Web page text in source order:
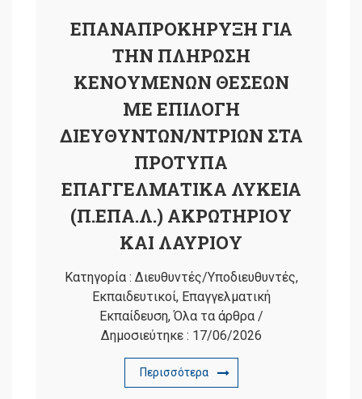
ΕΠΑΝΑΠΡΟΚΗΡΥΞΗ ΓΙΑ
ΤΗΝ ΠΛΗΡΩΣΗ
ΚΕΝΟΥΜΕΝΩΝ ΘΕΣΕΩΝ
ΜΕ ΕΠΙΛΟΓΗ
ΔΙΕΥΘΥΝΤΩΝ/ΝΤΡΙΩΝ ΣΤΑ
ΠΡΟΤΥΠΑ
ΕΠΑΓΓΕΛΜΑΤΙΚΑ ΛΥΚΕΙΑ
(Π.ΕΠΑ.Λ.) ΑΚΡΩΤΗΡΙΟΥ
ΚΑΙ ΛΑΥΡΙΟΥ
Κατηγορία : Διευθυντές/Υποδιευθυντές,
Εκπαιδευτικοί, Επαγγελματική
Εκπαίδευση,Όλα τα άρθρα/
Δημοσιεύτηκε : 17/06/2026
Περισσότερα